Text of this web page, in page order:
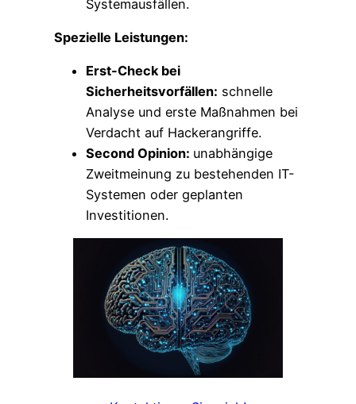
Systemausfällen.
Spezielle Leistungen:
Erst-Check bei
Sicherheitsvorfällen: schnelle
Analyse und erste Maßnahmen bei
Verdacht auf Hackerangriffe.
Second Opinion: unabhängige
Zweitmeinung zu bestehenden IT-
Systemen oder geplanten
Investitionen.